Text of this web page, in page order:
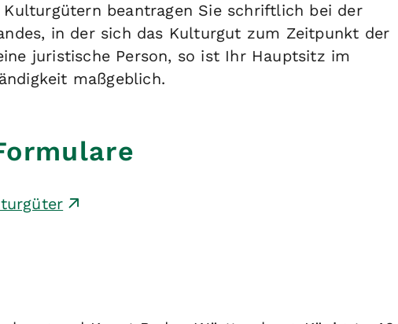
Kulturgütern beantragen Sie schriftlich bei der
in der sich das Kulturgut zum Zeitpunkt der
juristische Person, so ist Ihr Hauptsitz im
maßgeblich.